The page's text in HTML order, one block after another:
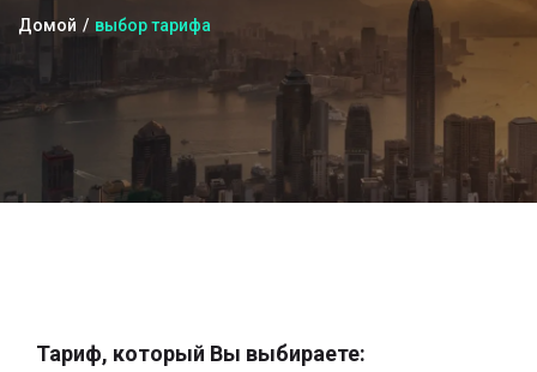
Домой выбор тарифа
Тариф, который Вы выбираете: